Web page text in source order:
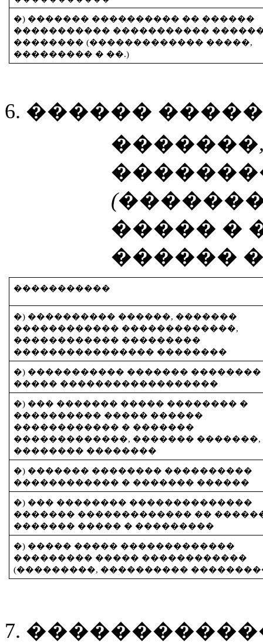
�) ������� ���������� �� ������
����������� �����������
�������� (������������� �����,
��������� � ��.)
6. ������
����� �
������
�����������
�) ���������� ������, �������
������������ �������������,
������������ ���������
���������������� ��������
�) ����������� ������� ��������
����� ������������������
�) ��� ������� ����� �������� �
���������� ����� ������
������������ � �������
�������������, ������� �������,
�������� ��������
�) ������� �������� ����������
������������ � ������� ������
�) ��� �������� ��������������
������� ������������� ��
������� ����� � ���������
�) ����� ����� �������������
��������� ����� ������������
(���������, ����������
7.